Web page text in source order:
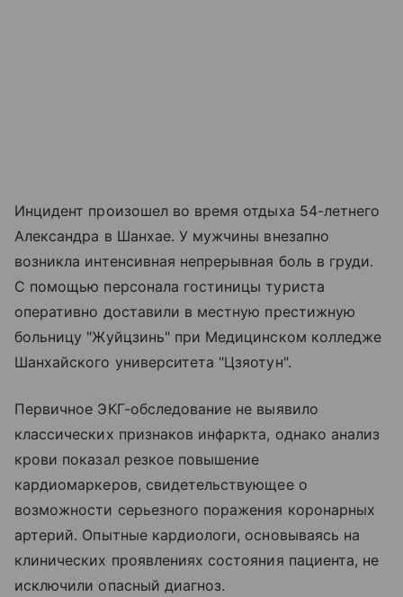
Инцидент произошел во время отдыха 54-летнего
Александра в Шанхае. У мужчины внезапно
возникла интенсивная непрерывная боль в груди.
С помощью персонала гостиницы туриста
оперативно доставили в местную престижную
больницу "Жуйцзинь" при Медицинском колледже
Шанхайского университета "Цзяотун".
Первичное ЭКГ-обследование не выявило
классических признаков инфаркта, однако анализ
крови показал резкое повышение
кардиомаркеров, свидетельствующее о
возможности серьезного поражения коронарных
артерий. Опытные кардиологи, основываясь на
клинических проявлениях состояния пациента, не
исключили опасный диагноз.